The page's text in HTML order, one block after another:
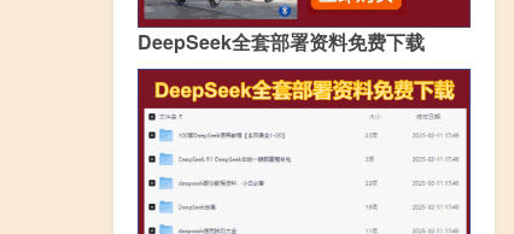
DeepSeek全套部署资料免费下载